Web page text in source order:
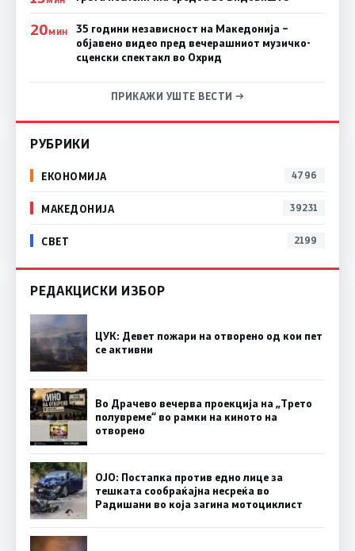
20МИН
35 години независност на Македонија –
објавено видео пред вечерашниот музичко-
сценски спектакл во Охрид
ПРИКАЖИ УШТЕ ВЕСТИ →
РУБРИКИ
ЕКОНОМИЈА 4796
МАКЕДОНИЈА 39231
СВЕТ 2199
РЕДАКЦИСКИ ИЗБОР
ЦУК: Девет пожари на отворено од кои пет
се активни
Во Драчево вечерва проекција на „Трето
полувреме“ во рамки на киното на
отворено
ОЈО: Постапка против едно лице за
тешката сообраќајна несреќа во
Радишани во која загина мотоциклист